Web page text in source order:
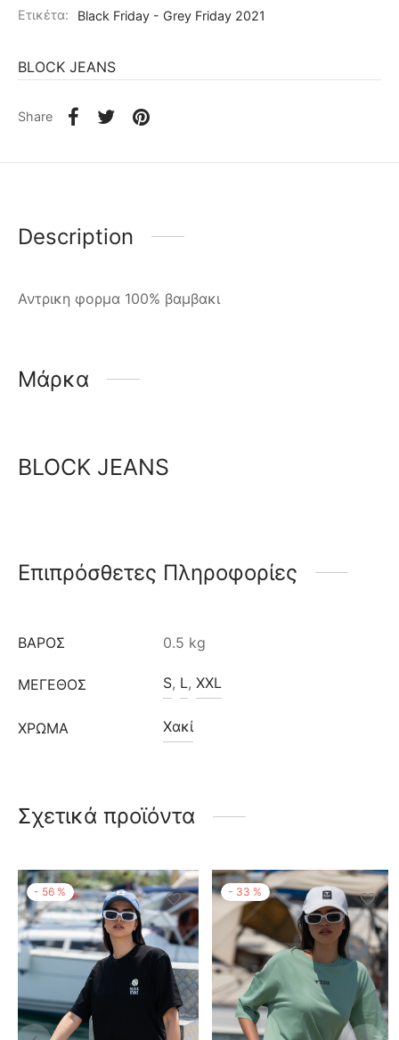
Ετικέτα:
Black Friday - Grey Friday 2021
BLOCK JEANS
Share
Description
Αντρικη φορμα 100% βαμβακι
Μάρκα
BLOCK JEANS
Επιπρόσθετες Πληροφορίες
ΒΆΡΟΣ 0.5 kg
ΜΈΓΕΘΟΣ S, L, XXL
ΧΡΩΜΑ Χακί
Σχετικά προϊόντα
- 56 % - 33 %